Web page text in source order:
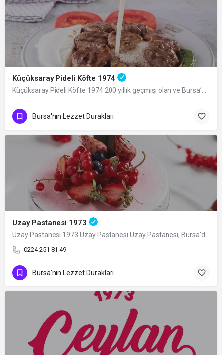
Küçüksaray Pideli Köfte 1974
Küçüksaray Pideli Köfte 1974 200 yıllık geçmişi olan ve Bursa’nın geleneksel…
Bursa'nın Lezzet Durakları
Uzay Pastanesi 1973
Uzay Pastanesi 1973 Uzay Pastanesi Uzay Pastanesi, Bursa’da pastacılık denince ilk…
0224 251 81 49
Bursa'nın Lezzet Durakları